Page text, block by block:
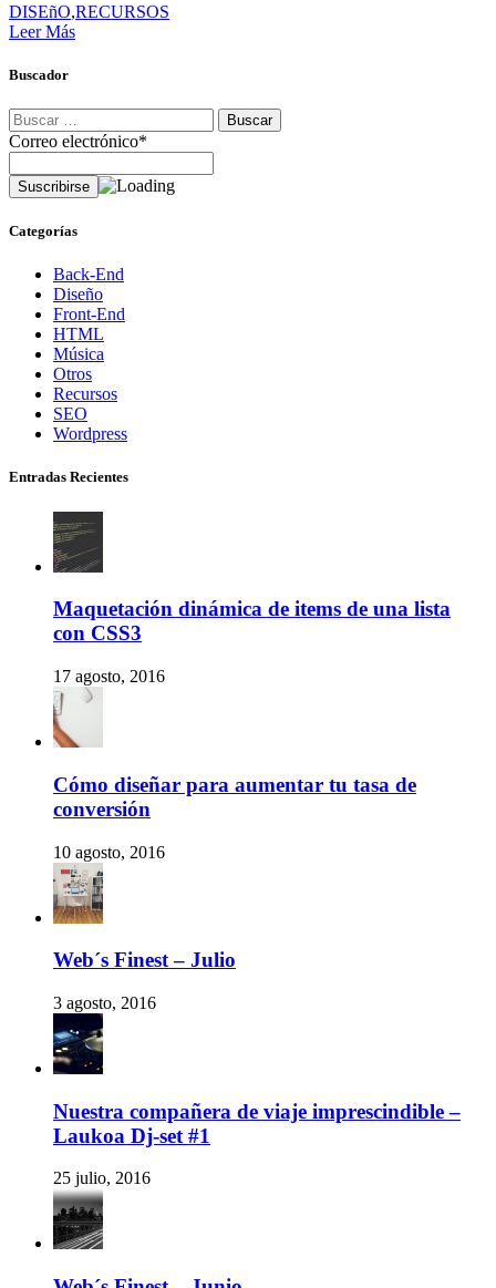
DISEñO,RECURSOS
Leer Más
Buscador
Correo electrónico*
Categorías
Back-End
Diseño
Front-End
HTML
Música
Otros
Recursos
SEO
Wordpress
Entradas Recientes
Maquetación dinámica de items de una lista
con CSS3
17 agosto, 2016
Cómo diseñar para aumentar tu tasa de
conversión
10 agosto, 2016
Web´s Finest – Julio
3 agosto, 2016
Nuestra compañera de viaje imprescindible –
Laukoa Dj-set #1
25 julio, 2016